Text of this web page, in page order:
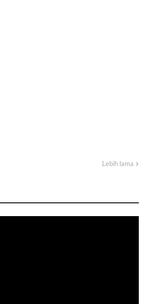
Lebih lama